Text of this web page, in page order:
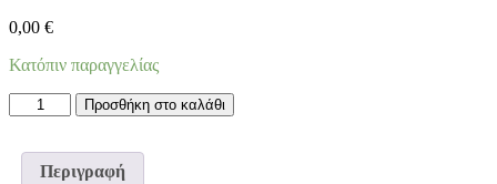
0,00 €
Κατόπιν παραγγελίας
Επένδυση
Τζακιού
ποσότητα
Προσθήκη στο καλάθι
Περιγραφή